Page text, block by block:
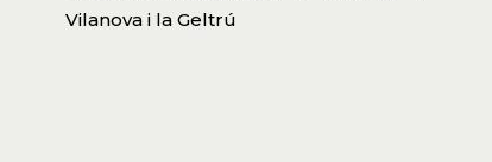
Vilanova i la Geltrú